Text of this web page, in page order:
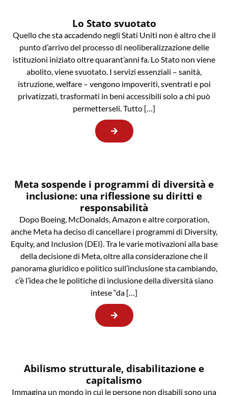
Lo Stato svuotato
Quello che sta accadendo negli Stati Uniti non è altro che il
punto d’arrivo del processo di neoliberalizzazione delle
istituzioni iniziato oltre quarant’anni fa. Lo Stato non viene
abolito, viene svuotato. I servizi essenziali – sanità,
istruzione, welfare – vengono impoveriti, sventrati e poi
privatizzati, trasformati in beni accessibili solo a chi può
permetterseli. Tutto […]
Meta sospende i programmi di diversità e
inclusione: una riflessione su diritti e
responsabilità
Dopo Boeing, McDonalds, Amazon e altre corporation,
anche Meta ha deciso di cancellare i programmi di Diversity,
Equity, and Inclusion (DEI). Tra le varie motivazioni alla base
della decisione di Meta, oltre alla considerazione che il
panorama giuridico e politico sull’inclusione sta cambiando,
c’è l’idea che le politiche di inclusione della diversità siano
intese “da […]
Abilismo strutturale, disabilitazione e
capitalismo
Immagina un mondo in cui le persone non disabili sono una